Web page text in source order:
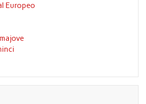
Europeo